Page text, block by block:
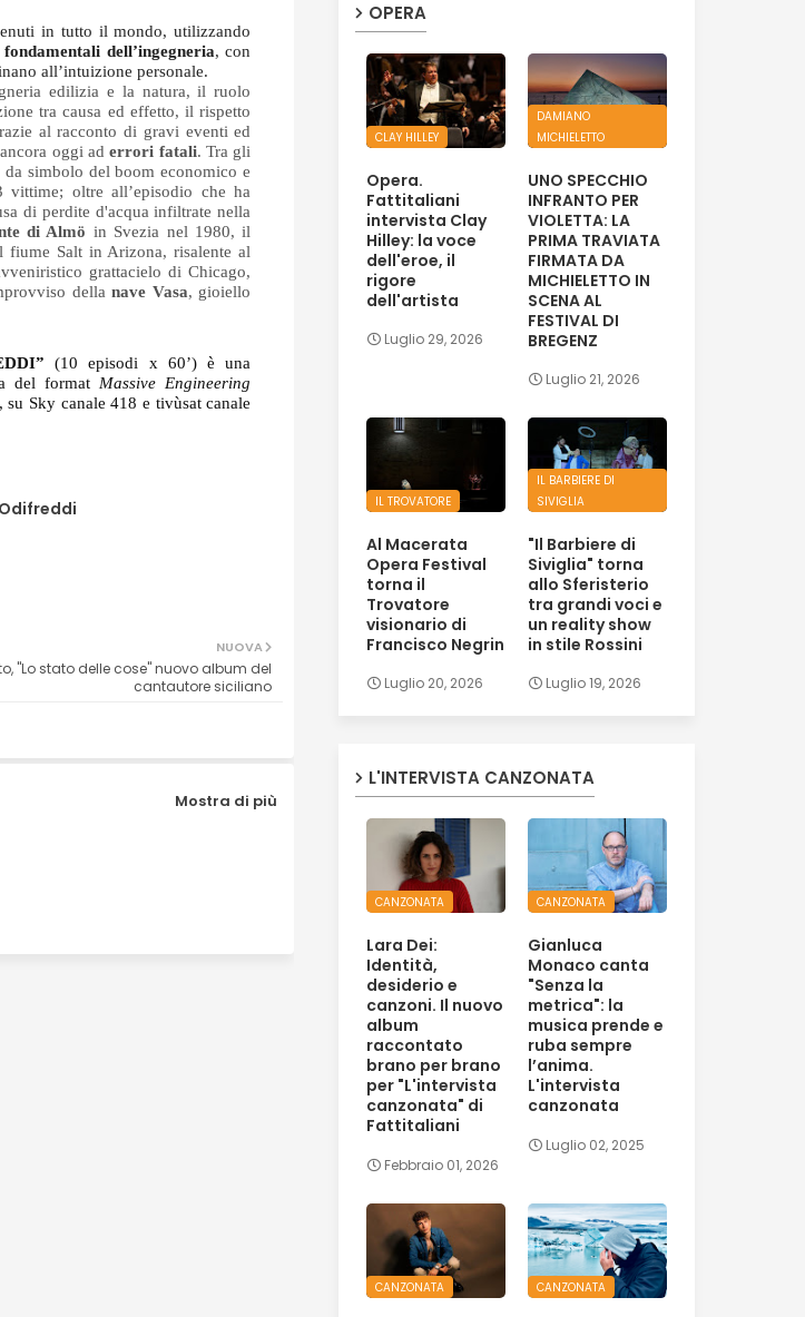
in tutto il mondo, utilizzando
dell’ingegneria, con
all’intuizione personale.
edilizia e la natura, il ruolo
tra causa ed effetto, il rispetto
al racconto di gravi eventi ed
oggi ad errori fatali. Tra gli
simbolo del boom economico e
oltre all’episodio che ha
di perdite d'acqua infiltrate nella
di Almö
fiume Salt in Arizona, risalente al
grattacielo di Chicago,
della nave Vasa, gioiello
(10 episodi x 60’) è una
del format Massive Engineering
Sky canale 418 e tivùsat canale
NUOVA
"Lo stato delle cose" nuovo album del
cantautore siciliano
Mostra di più
OPERA
CLAY HILLEY
Opera.
Fattitaliani
intervista Clay
Hilley: la voce
dell'eroe, il
rigore
dell'artista
Luglio 29, 2026
DAMIANO
MICHIELETTO
UNO SPECCHIO
INFRANTO PER
VIOLETTA: LA
PRIMA TRAVIATA
FIRMATA DA
MICHIELETTO IN
SCENA AL
FESTIVAL DI
BREGENZ
Luglio 21, 2026
IL TROVATORE
Al Macerata
Opera Festival
torna il
Trovatore
visionario di
Francisco Negrin
Luglio 20, 2026
IL BARBIERE DI
SIVIGLIA
"Il Barbiere di
Siviglia" torna
allo Sferisterio
tra grandi voci e
un reality show
in stile Rossini
Luglio 19, 2026
L'INTERVISTA CANZONATA
CANZONATA
Lara Dei:
Identità,
desiderio e
canzoni. Il nuovo
album
raccontato
brano per brano
per "L'intervista
canzonata" di
Fattitaliani
Febbraio 01, 2026
CANZONATA
Gianluca
Monaco canta
"Senza la
metrica": la
musica prende e
ruba sempre
l’anima.
L'intervista
canzonata
Luglio 02, 2025
CANZONATA CANZONATA